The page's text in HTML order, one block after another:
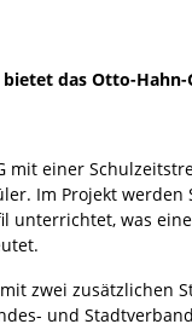
das Otto-
mit einer
Im Projekt
unterrichtet, was
zwei zusätzlichen
und